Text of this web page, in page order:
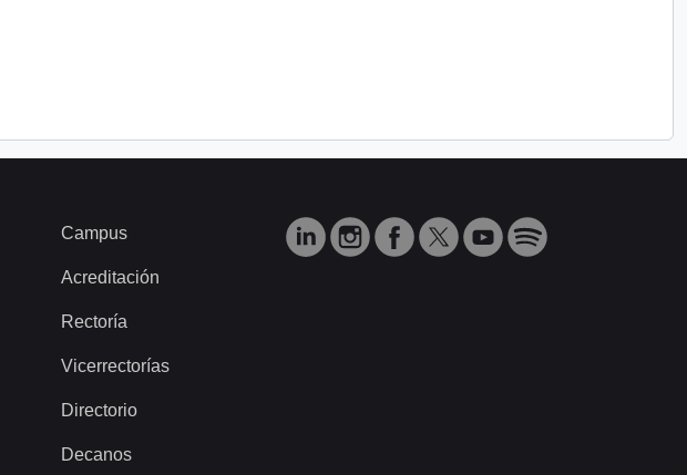
Campus
Acreditación
Rectoría
Vicerrectorías
Directorio
Decanos